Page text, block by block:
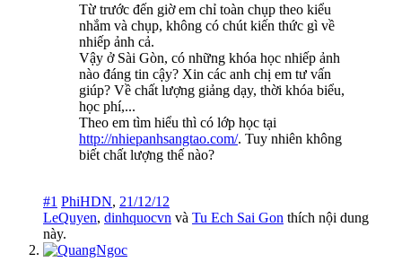
Từ trước đến giờ em chỉ toàn chụp theo kiểu
nhắm và chụp, không có chút kiến thức gì về
nhiếp ảnh cả.
Vậy ở Sài Gòn, có những khóa học nhiếp ảnh
nào đáng tin cậy? Xin các anh chị em tư vấn
giúp? Về chất lượng giảng dạy, thời khóa biểu,
học phí,...
Theo em tìm hiểu thì có lớp học tại
http://nhiepanhsangtao.com/. Tuy nhiên không
biết chất lượng thế nào?
#1 PhiHDN, 21/12/12
LeQuyen, dinhquocvn và Tu Ech Sai Gon thích nội dung
này.